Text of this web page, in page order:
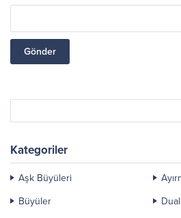
Kategoriler
Aşk Büyüleri
Büyüler